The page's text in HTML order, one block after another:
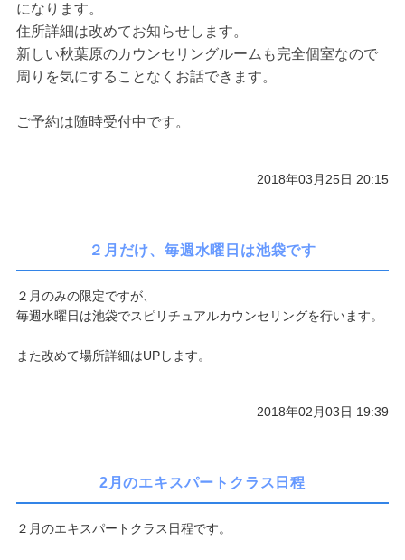
になります。
住所詳細は改めてお知らせします。
新しい秋葉原のカウンセリングルームも完全個室なので
周りを気にすることなくお話できます。
ご予約は随時受付中です。
2018年03月25日 20:15
２月だけ、毎週水曜日は池袋です
２月のみの限定ですが、
毎週水曜日は池袋でスピリチュアルカウンセリングを行います。
また改めて場所詳細はUPします。
2018年02月03日 19:39
2月のエキスパートクラス日程
２月のエキスパートクラス日程です。